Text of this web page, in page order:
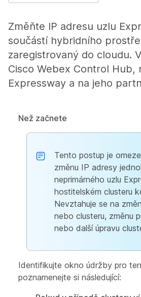
Změňte IP adresu uzlu
součástí hybridního
zaregistrovaný do cloudu.
Cisco Webex Control Hub,
Expressway a na jeho
Než začnete
Tento postup je
změnu IP adresy
neprimárného uzlu
hostitelském clusteru
Nevztahuje se na
nebo clusteru, změnu
nebo další úpravu
Identifikujte okno údržby pro
poznamenejte si následující: